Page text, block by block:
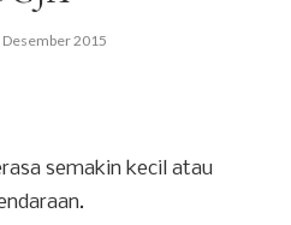
Desember 2015
semakin kecil atau